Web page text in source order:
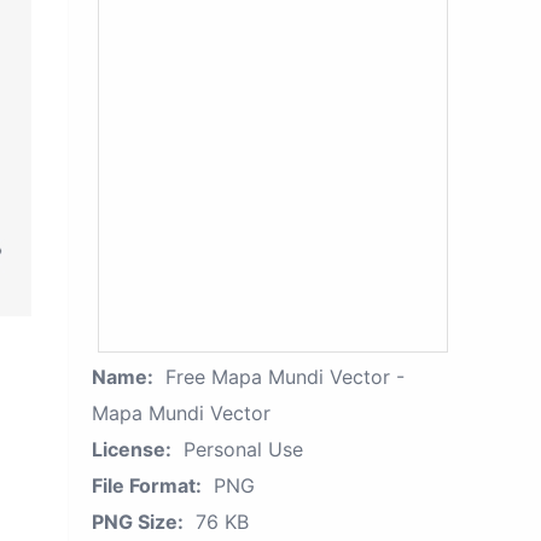
Name: Free Mapa Mundi Vector -
Mapa Mundi Vector
License: Personal Use
File Format: PNG
PNG Size: 76 KB